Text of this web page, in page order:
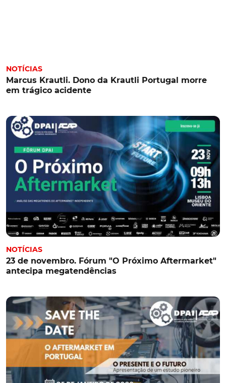
NOTÍCIAS
Marcus Krautli. Dono da Krautli Portugal morre
em trágico acidente
NOTÍCIAS
23 de novembro. Fórum "O Próximo Aftermarket"
antecipa megatendências